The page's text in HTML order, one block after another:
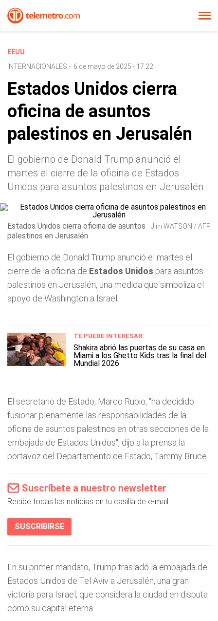
EEUU
INTERNACIONALES - 6 de mayo de 2025 - 17:22
Estados Unidos cierra
oficina de asuntos
palestinos en Jerusalén
El gobierno de Donald Trump anunció el
martes el cierre de la oficina de Estados
Unidos para asuntos palestinos en Jerusalén.
Estados Unidos cierra oficina de asuntos
palestinos en Jerusalén
Jim WATSON / AFP
El gobierno de Donald Trump anunció el martes el
cierre de la oficina de Estados Unidos para asuntos
palestinos en Jerusalén, una medida que simboliza el
apoyo de Washington a Israel.
TE PUEDE INTERESAR:
Shakira abrió las puertas de su casa en
Miami a los Ghetto Kids tras la final del
Mundial 2026
El secretario de Estado, Marco Rubio, "ha decidido
fusionar plenamente las responsabilidades de la
oficina de asuntos palestinos en otras secciones de la
embajada de Estados Unidos", dijo a la prensa la
portavoz del Departamento de Estado, Tammy Bruce.
Suscríbete a nuestro newsletter
Recibe todas las noticias en tu casilla de e-mail.
SUSCRIBIRSE
En su primer mandato, Trump trasladó la embajada de
Estados Unidos de Tel Aviv a Jerusalén, una gran
victoria para Israel, que considera la ciudad en disputa
como su capital eterna.